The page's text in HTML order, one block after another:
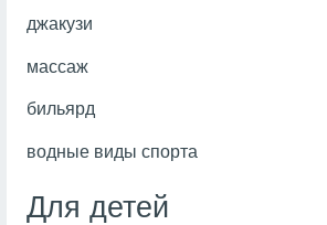
джакузи
массаж
бильярд
водные виды спорта
Для детей